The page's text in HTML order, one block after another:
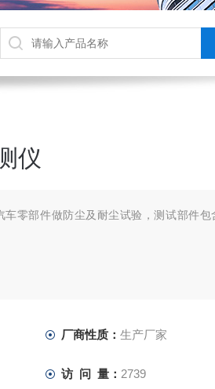
仪
车零部件做防尘及耐尘试验，测试部件包
厂商性质： 生产厂家
访 问 量： 2739